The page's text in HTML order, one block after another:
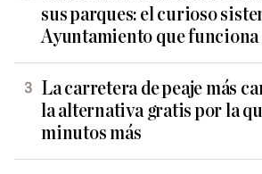
sus parques: el curioso
Ayuntamiento que funciona
La carretera de peaje más
la alternativa gratis por la
minutos más